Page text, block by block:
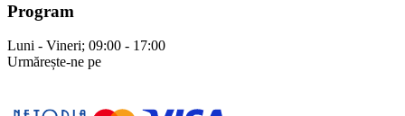
Program
Luni - Vineri; 09:00 - 17:00
Urmărește-ne pe